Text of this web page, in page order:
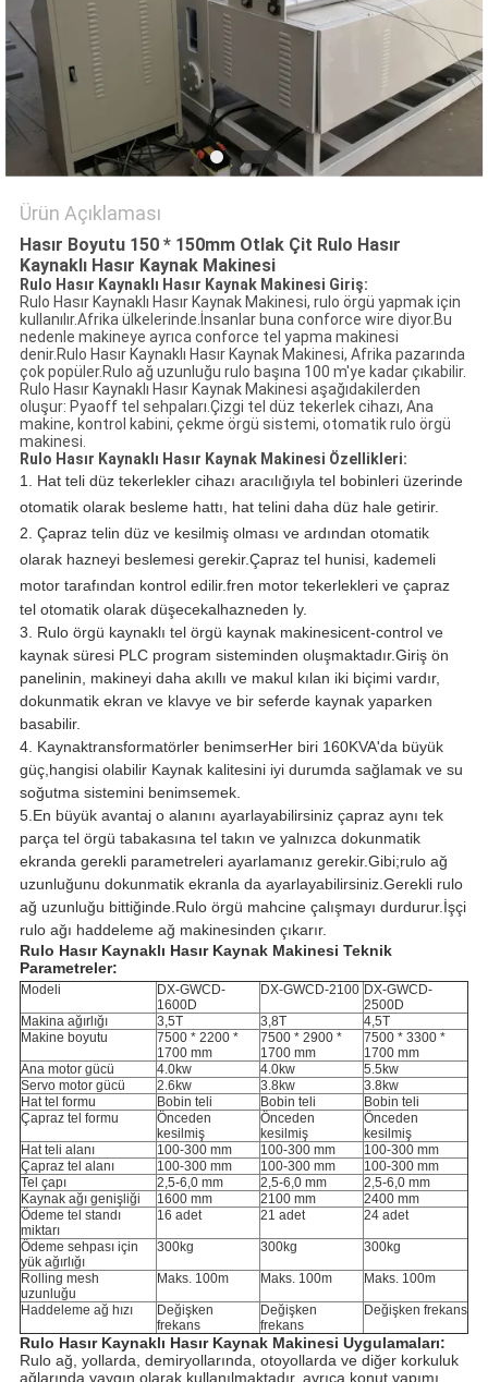
Ürün Açıklaması
Hasır Boyutu 150 * 150mm Otlak Çit Rulo Hasır
Kaynaklı Hasır Kaynak Makinesi
Rulo Hasır Kaynaklı Hasır Kaynak Makinesi Giriş:
Rulo Hasır Kaynaklı Hasır Kaynak Makinesi, rulo örgü yapmak için
kullanılır.Afrika ülkelerinde.İnsanlar buna conforce wire diyor.Bu
nedenle makineye ayrıca conforce tel yapma makinesi
denir.Rulo Hasır Kaynaklı Hasır Kaynak Makinesi, Afrika pazarında
çok popüler.Rulo ağ uzunluğu rulo başına 100 m'ye kadar çıkabilir.
Rulo Hasır Kaynaklı Hasır Kaynak Makinesi aşağıdakilerden
oluşur: Pyaoff tel sehpaları.Çizgi tel düz tekerlek cihazı, Ana
makine, kontrol kabini, çekme örgü sistemi, otomatik rulo örgü
makinesi.
Rulo Hasır Kaynaklı Hasır Kaynak Makinesi Özellikleri:
1. Hat teli düz tekerlekler cihazı aracılığıyla tel bobinleri üzerinde
otomatik olarak besleme hattı, hat telini daha düz hale getirir.
2. Çapraz telin düz ve kesilmiş olması ve ardından otomatik
olarak hazneyi beslemesi gerekir.Çapraz tel hunisi, kademeli
motor tarafından kontrol edilir.fren motor tekerlekleri ve çapraz
tel otomatik olarak düşecekalhazneden ly.
3. Rulo örgü kaynaklı tel örgü kaynak makinesicent-control ve
kaynak süresi PLC program sisteminden oluşmaktadır.Giriş ön
panelinin, makineyi daha akıllı ve makul kılan iki biçimi vardır,
dokunmatik ekran ve klavye ve bir seferde kaynak yaparken
basabilir.
4. Kaynaktransformatörler benimserHer biri 160KVA'da büyük
güç,hangisi olabilir Kaynak kalitesini iyi durumda sağlamak ve su
soğutma sistemini benimsemek.
5.En büyük avantajo alanını ayarlayabilirsiniz çapraz aynı tek
parça tel örgü tabakasına tel takın ve yalnızca dokunmatik
ekranda gerekli parametreleri ayarlamanız gerekir.Gibi;rulo ağ
uzunluğunu dokunmatik ekranla da ayarlayabilirsiniz.Gerekli rulo
ağ uzunluğu bittiğinde.Rulo örgü mahcine çalışmayı durdurur.İşçi
rulo ağı haddeleme ağ makinesinden çıkarır.
Rulo Hasır Kaynaklı Hasır Kaynak Makinesi Teknik
Parametreler:
Modeli
DX-GWCD-
1600D
DX-GWCD-2100 DX-GWCD-
2500D
Makina ağırlığı
3,5T 3,8T
4,5T
Makine boyutu
7500 * 2200 *
1700 mm
7500 * 2900 *
1700 mm
7500 * 3300 *
1700 mm
Ana motor gücü
4.0kw 4.0kw
5.5kw
Servo motor gücü
2.6kw 3.8kw
3.8kw
Hat tel formu
Bobin teli Bobin teli
Bobin teli
Çapraz tel formu
Önceden
kesilmiş
Önceden
kesilmiş
Önceden
kesilmiş
Hat teli alanı
100-300 mm 100-300 mm
100-300 mm
Çapraz tel alanı
100-300 mm 100-300 mm
100-300 mm
Tel çapı
2,5-6,0 mm 2,5-6,0 mm
2,5-6,0 mm
Kaynak ağı genişliği
1600 mm 2100 mm
2400 mm
Ödeme tel standı
miktarı
16 adet 21 adet 24 adet
Ödeme sehpası için
yük ağırlığı
300kg 300kg 300kg
Rolling mesh
uzunluğu
Maks. 100m Maks. 100m Maks. 100m
Haddeleme ağ hızı
Değişken
frekans
Değişken
frekans
Değişken frekans
Rulo Hasır Kaynaklı Hasır Kaynak Makinesi Uygulamaları:
Rulo ağ, yollarda, demiryollarında, otoyollarda ve diğer korkuluk
ağlarında yaygın olarak kullanılmaktadır, ayrıca konut yapımı,